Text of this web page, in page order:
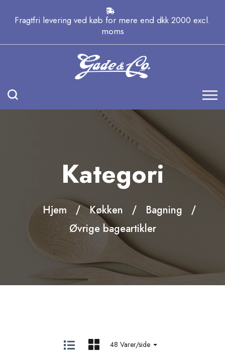
Fragtfri levering ved køb for mere end dkk 2000 excl.
moms
Kategori
Hjem Køkken
Bagning
Øvrige bageartikler
48 Varer/side